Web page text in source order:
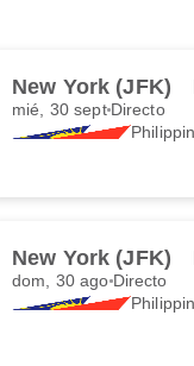
New York (JFK)
mié, 30 septDirecto
New York (JFK)
dom, 30 ago Directo